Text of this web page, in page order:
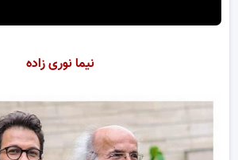
نیما نوری زاده